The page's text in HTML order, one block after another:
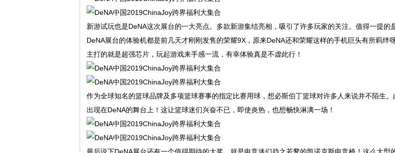
新游试玩也是DeNA这次展台的一大亮点。多款新游集结亮相，吸引了许多玩家的关注。值得一提的
DeNA展台的体验机都是前几天才刚刚发售的荣耀9X，原来DeNA还和荣耀这样的手机巨头有所羁绊
主打的就是超强芯片，玩起游戏来手感一流，有幸体验真是不虚此行！
作为全球知名的篮球品牌及多项篮球赛事的指定比赛用球，想必斯伯丁篮球对许多人来说并不陌生
出现在DeNA的舞台上！这让篮球迷们兴奋不已，即使炎热，也想畅快淋漓一场！